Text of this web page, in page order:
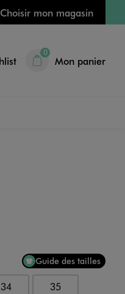
Choisir mon magasin
0
Mon panier
Guide des tailles
34 35